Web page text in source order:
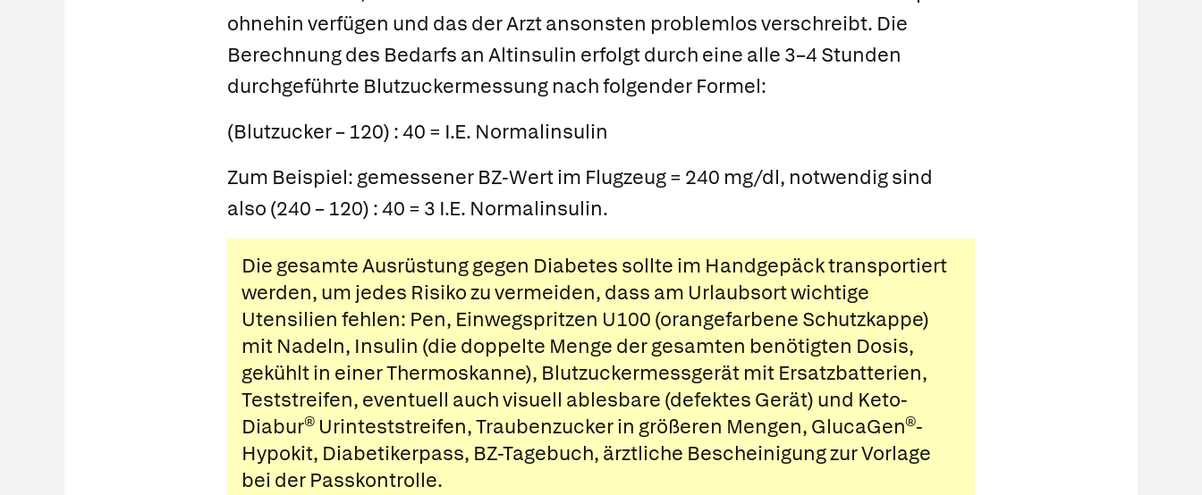
ohnehin verfügen und das der Arzt ansonsten problemlos verschreibt. Die
Berechnung des Bedarfs an Altinsulin erfolgt durch eine alle 3–4 Stunden
durchgeführte Blutzuckermessung nach folgender Formel:
(Blutzucker – 120) : 40 = I.E. Normalinsulin
Zum Beispiel: gemessener BZ-Wert im Flugzeug = 240 mg/dl, notwendig sind
also (240 – 120) : 40 = 3 I.E. Normalinsulin.
Die gesamte Ausrüstung gegen Diabetes sollte im Handgepäck transportiert
werden, um jedes Risiko zu vermeiden, dass am Urlaubsort wichtige
Utensilien fehlen: Pen, Einwegspritzen U100 (orangefarbene Schutzkappe)
mit Nadeln, Insulin (die doppelte Menge der gesamten benötigten Dosis,
gekühlt in einer Thermoskanne), Blutzuckermessgerät mit Ersatzbatterien,
Teststreifen, eventuell auch visuell ablesbare (defektes Gerät) und Keto-
Diabur®Urinteststreifen, Traubenzucker in größeren Mengen, GlucaGen®-
Hypokit, Diabetikerpass, BZ-Tagebuch, ärztliche Bescheinigung zur Vorlage
bei der Passkontrolle.